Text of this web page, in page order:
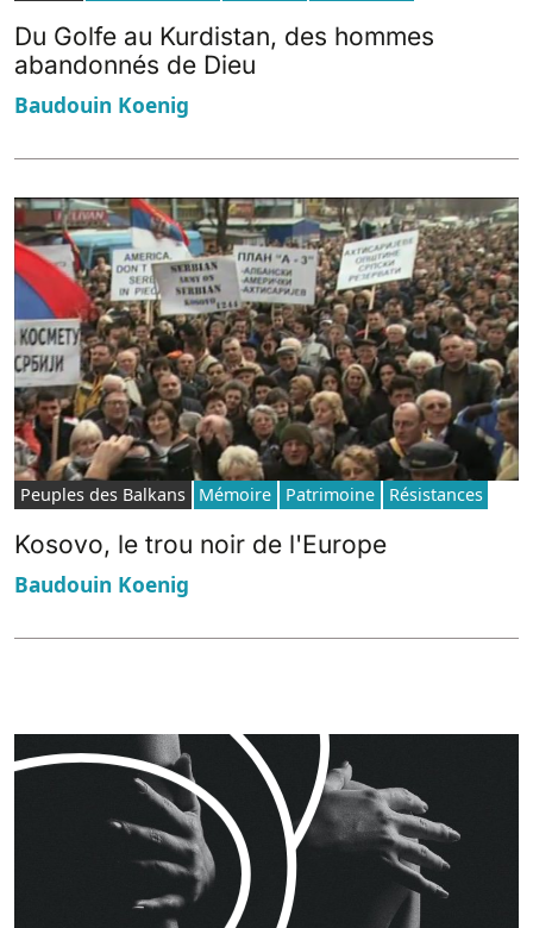
Du Golfe au Kurdistan, des hommes
abandonnés de Dieu
Baudouin Koenig
Peuples des Balkans Mémoire Patrimoine Résistances
Kosovo, le trou noir de l'Europe
Baudouin Koenig